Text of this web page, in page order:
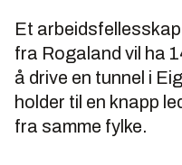
Et
fra Rogaland vil ha
å drive en tunnel i
holder til en knapp
fra samme fylke.